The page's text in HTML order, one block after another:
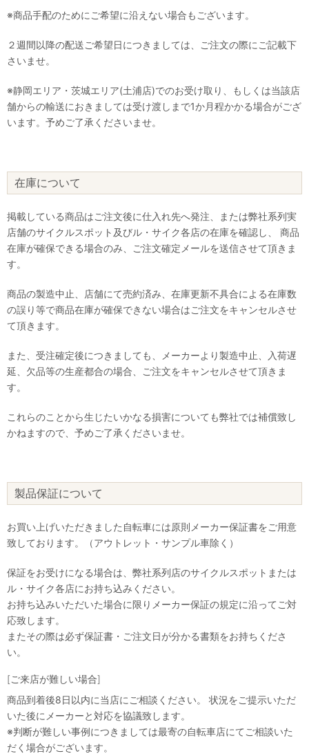
※商品手配のためにご希望に沿えない場合もございます。
２週間以降の配送ご希望日につきましては、ご注文の際にご記載下
さいませ。
※静岡エリア・茨城エリア(土浦店)でのお受け取り、もしくは当該店
舗からの輸送におきましては受け渡しまで1か月程かかる場合がござ
います。予めご了承くださいませ。
在庫について
掲載している商品はご注文後に仕入れ先へ発注、または弊社系列実
店舗のサイクルスポット及びル・サイク各店の在庫を確認し、 商品
在庫が確保できる場合のみ、ご注文確定メールを送信させて頂きま
す。
商品の製造中止、店舗にて売約済み、在庫更新不具合による在庫数
の誤り等で商品在庫が確保できない場合はご注文をキャンセルさせ
て頂きます。
また、受注確定後につきましても、メーカーより製造中止、入荷遅
延、欠品等の生産都合の場合、ご注文をキャンセルさせて頂きま
す。
これらのことから生じたいかなる損害についても弊社では補償致し
かねますので、予めご了承くださいませ。
製品保証について
お買い上げいただきました自転車には原則メーカー保証書をご用意
致しております。（アウトレット・サンプル車除く）
保証をお受けになる場合は、弊社系列店のサイクルスポットまたは
ル・サイク各店にお持ち込みください。
お持ち込みいただいた場合に限りメーカー保証の規定に沿ってご対
応致します。
またその際は必ず保証書・ご注文日が分かる書類をお持ちくださ
い。
[ご来店が難しい場合]
商品到着後8日以内に当店にご相談ください。 状況をご提示いただ
いた後にメーカーと対応を協議致します。
※判断が難しい事例につきましては最寄の自転車店にてご相談いた
だく場合がございます。